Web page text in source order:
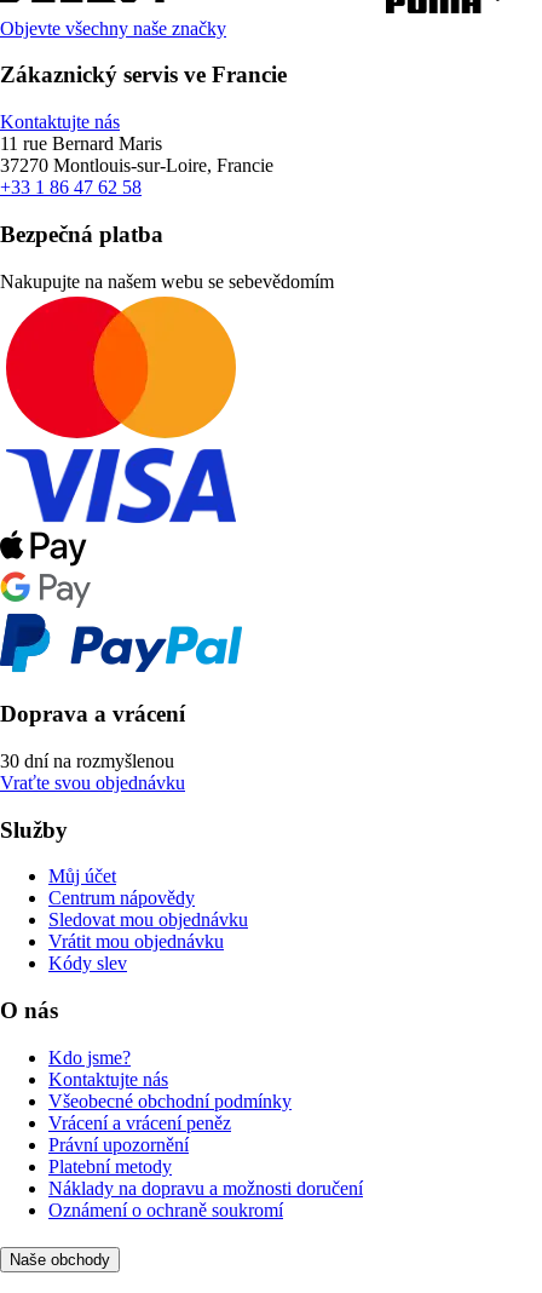
Objevte všechny naše značky
Zákaznický servis ve Francie
Kontaktujte nás
11 rue Bernard Maris
37270 Montlouis-sur-Loire, Francie
+33 1 86 47 62 58
Bezpečná platba
Nakupujte na našem webu se sebevědomím
Doprava a vrácení
30 dní na rozmyšlenou
Vraťte svou objednávku
Služby
Můj účet
Centrum nápovědy
Sledovat mou objednávku
Vrátit mou objednávku
Kódy slev
O nás
Kdo jsme?
Kontaktujte nás
Všeobecné obchodní podmínky
Vrácení a vrácení peněz
Právní upozornění
Platební metody
Náklady na dopravu a možnosti doručení
Oznámení o ochraně soukromí
Naše obchody